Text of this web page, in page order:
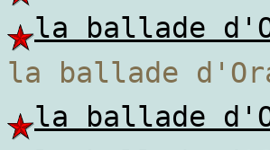
la ballade
la ballade
la ballade